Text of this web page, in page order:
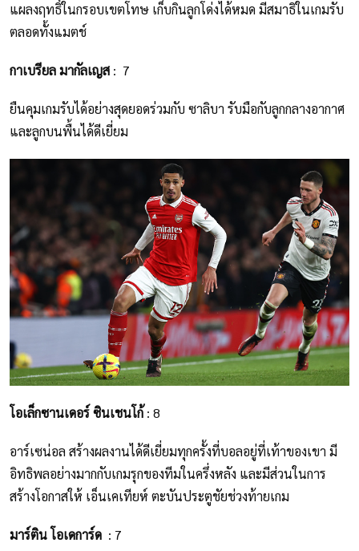
แผลงฤทธิ์ในกรอบเขตโทษ เก็บกินลูกโด่งได้หมด มีสมาธิในเกมรับ
ตลอดทั้งแมตช์
กาเบรียล มากัลเญส : 7
ยืนคุมเกมรับได้อย่างสุดยอดร่วมกับ ซาลิบา รับมือกับลูกกลางอากาศ
และลูกบนพื้นได้ดีเยี่ยม
โอเล็กซานเดอร์ ซินเชนโก้: 8
อาร์เซน่อล สร้างผลงานได้ดีเยี่ยมทุกครั้งที่บอลอยู่ที่เท้าของเขา มี
อิทธิพลอย่างมากกับเกมรุกของทีมในครึ่งหลัง และมีส่วนในการ
สร้างโอกาสให้ เอ็นเคเทียห์ ตะบันประตูชัยช่วงท้ายเกม
มาร์ติน โอเดการ์ด : 7